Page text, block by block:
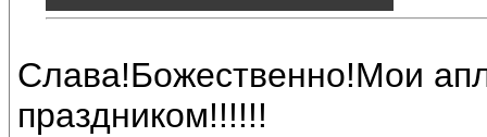
Cлава!Божественно!Мои
праздником!!!!!!